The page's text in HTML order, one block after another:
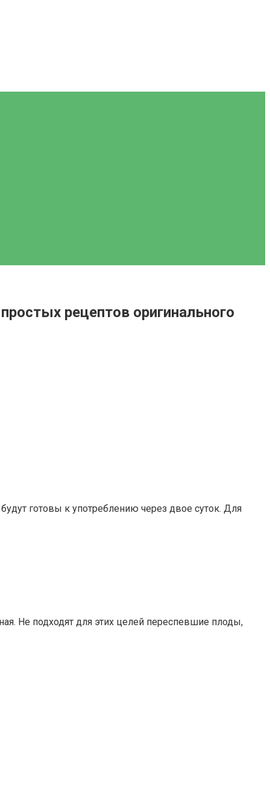
рецептов оригинального
готовы к употреблению через двое суток. Для
Не подходят для этих целей переспевшие плоды,